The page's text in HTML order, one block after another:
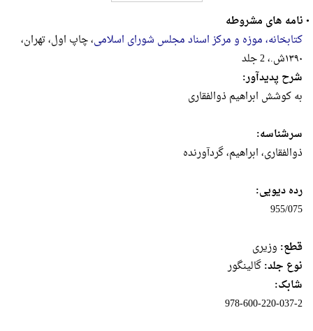
•نامه های مشروطه
کتابخانه، موزه و مرکز اسناد مجلس شورای اسلامی، چاپ اول، تهران،
۱۳۹۰ش.، 2 جلد
شرح پدیدآور:
به کوشش ابراهیم ذوالفقاری
سرشناسه:
ذوالفقاری، ابراهیم، گردآورنده
رده دیویی:
955/075
قطع: وزيرى
نوع جلد:گالینگور
شابک:
978-600-220-037-2